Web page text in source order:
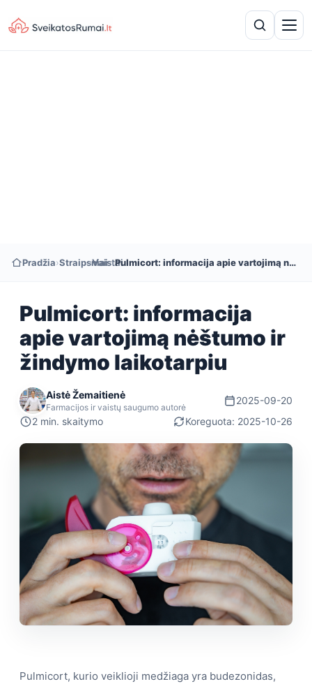
Pradžia›Straipsniai
›Vaistai
› Pulmicort: informacija apie vartojimą nėštumo ir žindymo laikotarpiu
Pulmicort: informacija
apie vartojimą nėštumo ir
žindymo laikotarpiu
Aistė Žemaitienė
Farmacijos ir vaistų saugumo autorė
2025-09-20
2 min. skaitymo
Koreguota: 2025-10-26
Pulmicort, kurio veiklioji medžiaga yra budezonidas,